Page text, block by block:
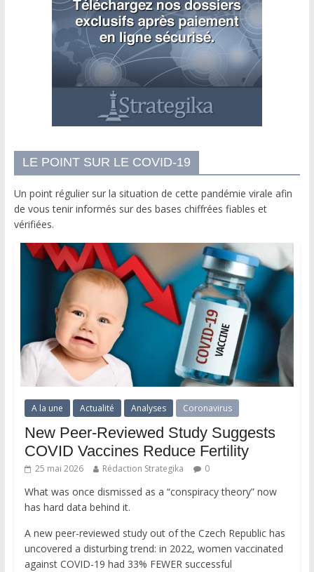
LE POINT SUR LE COVID-19
Un point régulier sur la situation de cette pandémie virale afin
de vous tenir informés sur des bases chiffrées fiables et
vérifiées.
A la une Actualité Analyses Coronavirus
New Peer-Reviewed Study Suggests
COVID Vaccines Reduce Fertility
25 mai 2026 Rédaction Strategika 0
What was once dismissed as a “conspiracy theory” now
has hard data behind it.
A new peer-reviewed study out of the Czech Republic has
uncovered a disturbing trend: in 2022, women vaccinated
against COVID-19 had 33% FEWER successful